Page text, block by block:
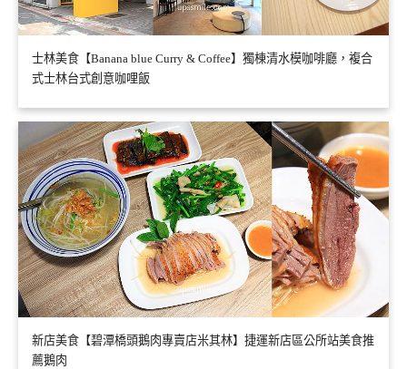
士林美食【Banana blue Curry & Coffee】獨棟清水模咖啡廳，複合
式士林台式創意咖哩飯
新店美食【碧潭橋頭鵝肉專賣店米其林】捷運新店區公所站美食推
薦鵝肉